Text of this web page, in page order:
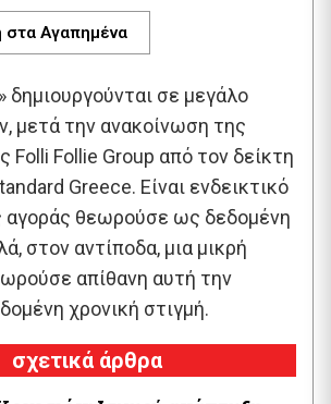
Αγαπημένα
δημιουργούνται σε μεγάλο
μετά την ανακοίνωση της
Folli Follie Group από τον δείκτη
Greece. Είναι ενδεικτικό
αγοράς θεωρούσε ως δεδομένη
στον αντίποδα, μια μικρή
απίθανη αυτή την
χρονική στιγμή.
σχετικά άρθρα